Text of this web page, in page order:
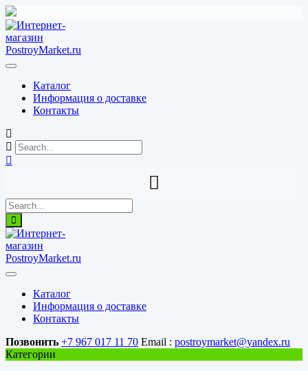
Перейти
к
содержимому
Каталог
Информация о доставке
Контакты
Каталог
Информация о доставке
Контакты
Позвонить +7 967 017 11 70 Email : postroymarket@yandex.ru
Категории